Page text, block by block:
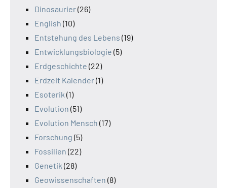
Dinosaurier(26)
English (10)
Entstehung des Lebens (19)
Entwicklungsbiologie (5)
Erdgeschichte (22)
Erdzeit Kalender(1)
Esoterik (1)
Evolution (51)
Evolution Mensch (17)
Forschung (5)
Fossilien (22)
Genetik (28)
Geowissenschaften (8)